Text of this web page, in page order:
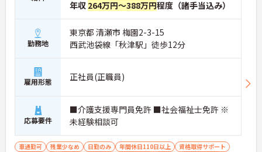
年収 264万円～388万円程度（諸手当込み）
勤務地
東京都 清瀬市 梅園2-3-15
西武池袋線「秋津駅」徒歩12分
雇用形態 正社員(正職員)
応募要件
■介護支援専門員免許 ■社会福祉士免許 ※
未経験相談可
車通勤可 残業少なめ 日勤のみ 年間休日110日以上
資格取得サポート